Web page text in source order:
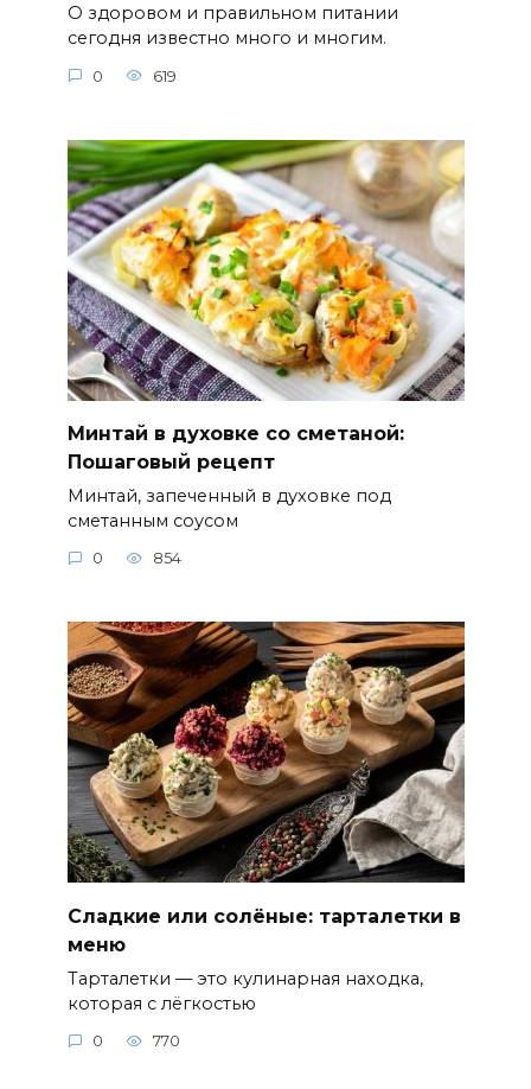
О здоровом и правильном питании
сегодня известно много и многим.
0 619
Минтай в духовке со сметаной:
Пошаговый рецепт
Минтай, запеченный в духовке под
сметанным соусом
0 854
Сладкие или солёные: тарталетки в
меню
Тарталетки — это кулинарная находка,
которая с лёгкостью
0 770